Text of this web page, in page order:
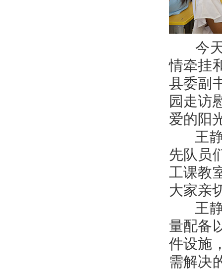
今天
情牵挂
县委副
园走访
爱的阳
王静
先队员
工课教
大家亲
王静
量配备
件设施
需解决